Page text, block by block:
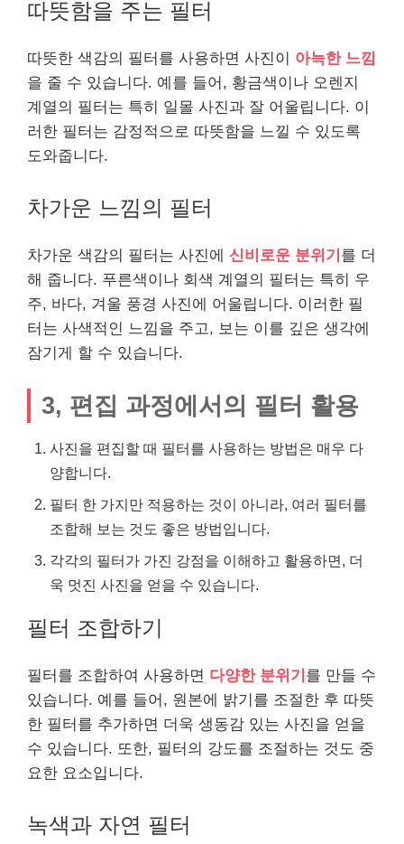
따뜻함을 주는 필터
따뜻한 색감의 필터를 사용하면 사진이 아늑한 느낌
을 줄 수 있습니다. 예를 들어, 황금색이나 오렌지
계열의 필터는 특히 일몰 사진과 잘 어울립니다. 이
러한 필터는 감정적으로 따뜻함을 느낄 수 있도록
도와줍니다.
차가운 느낌의 필터
차가운 색감의 필터는 사진에 신비로운 분위기 를 더
해 줍니다. 푸른색이나 회색 계열의 필터는 특히 우
주, 바다, 겨울 풍경 사진에 어울립니다. 이러한 필
터는 사색적인 느낌을 주고, 보는 이를 깊은 생각에
잠기게 할 수 있습니다.
3, 편집 과정에서의 필터 활용
사진을 편집할 때 필터를 사용하는 방법은 매우 다
양합니다.
필터 한 가지만 적용하는 것이 아니라, 여러 필터를
조합해 보는 것도 좋은 방법입니다.
각각의 필터가 가진 강점을 이해하고 활용하면, 더
욱 멋진 사진을 얻을 수 있습니다.
필터 조합하기
필터를 조합하여 사용하면 다양한 분위기 를 만들 수
있습니다. 예를 들어, 원본에 밝기를 조절한 후 따뜻
한 필터를 추가하면 더욱 생동감 있는 사진을 얻을
수 있습니다. 또한, 필터의 강도를 조절하는 것도 중
요한 요소입니다.
녹색과 자연 필터